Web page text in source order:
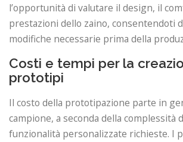
l’opportunità di valutare il design, il
prestazioni dello zaino, consentendoti
modifiche necessarie prima della
Costi e tempi per la
prototipi
Il costo della prototipazione parte in
campione, a seconda della complessità
funzionalità personalizzate richieste. I